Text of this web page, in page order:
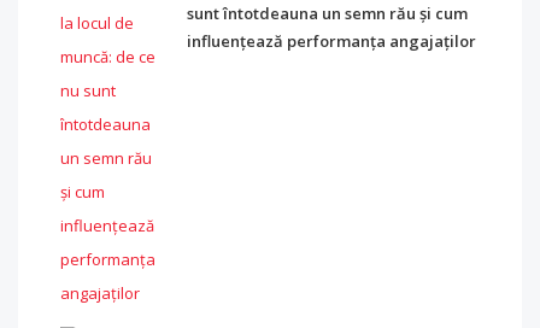
sunt întotdeauna un semn rău și cum
influențează performanța angajaților